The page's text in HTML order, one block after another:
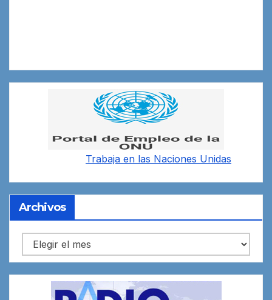
Trabaja en las Naciones Unidas
Archivos
Archivos